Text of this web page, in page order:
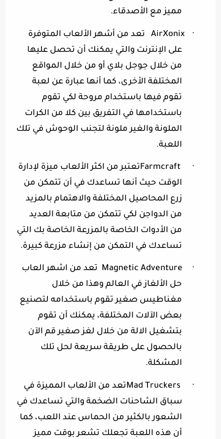
مميز مع الأصدقاء.
·
AirXonix
تعد من أشهر الألعاب المتوفرة
على الإنترنت والتي يمكنك أن تحصل عليها
من خلال جوجل بلاي أو من خلال المواقع
المختلفة الأخرى، كما أنها عبارة عن لعبة
تقوم فيها باستخدام مروحة لكي تقوم
باستخدامها في التفريق بين كلا من الكرات
الملونة والغير ملونة لتجنب الوحوش في تلك
اللعبة.
·
Farmcraftتعتبر من اكثر الألعاب ميزة لإدارة
الوقت حيث أنها تساعدك في أن تتمكن من
زرع المحاصيل المختلفة والاهتمام بالمزيد
من الدواجن لكي تتمكن من متابعة العديد
من الأدوات الخاصة بالمزرعة الخاصة بك التي
تساعدك في التمكن من إنشاء مزرعة كبيرة.
·
Magnetic Adventure تعد من اشهر العاب
حل الألغاز في العالم وهذا من خلال
مغناطيس صغير تقوم باستخدامه لتصنيع
بعض الآلات المختلفة، يمكنك أن تقوم
بتشغيل الالة من خلال لغز صغير قم الآن
بالحصول على طريقة سريعة لحل تلك
المشكلة.
·
Mad Truckersتعد من الألعاب المميزة في
سباق الشاحنات الضخمة والتي تساعدك في
الشعور بالكثير من الحماس عند اللعب، كما
أن هذه اللعبة تجعلك تشعر بوقت مميز